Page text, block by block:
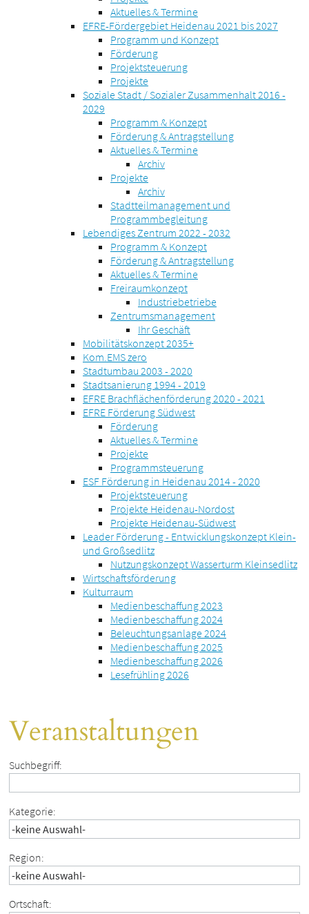
Aktuelles & Termine
EFRE-Fördergebiet Heidenau 2021 bis 2027
Programm und Konzept
Förderung
Projektsteuerung
Projekte
Soziale Stadt / Sozialer Zusammenhalt 2016 -
2029
Programm & Konzept
Förderung & Antragstellung
Aktuelles & Termine
Archiv
Projekte
Archiv
Stadtteilmanagement und
Programmbegleitung
Lebendiges Zentrum 2022 - 2032
Programm & Konzept
Förderung & Antragstellung
Aktuelles & Termine
Freiraumkonzept
Industriebetriebe
Zentrumsmanagement
Ihr Geschäft
Mobilitätskonzept 2035+
Kom.EMS zero
Stadtumbau 2003 - 2020
Stadtsanierung 1994 - 2019
EFRE Brachflächenförderung 2020 - 2021
EFRE Förderung Südwest
Förderung
Aktuelles & Termine
Projekte
Programmsteuerung
ESF Förderung in Heidenau 2014 - 2020
Projektsteuerung
Projekte Heidenau-Nordost
Projekte Heidenau-Südwest
Leader Förderung - Entwicklungskonzept Klein-
und Großsedlitz
Nutzungskonzept Wasserturm Kleinsedlitz
Wirtschaftsförderung
Kulturraum
Medienbeschaffung 2023
Medienbeschaffung 2024
Beleuchtungsanlage 2024
Medienbeschaffung 2025
Medienbeschaffung 2026
Lesefrühling 2026
Veranstaltungen
Suchbegriff:
Kategorie:
Region:
Ortschaft: